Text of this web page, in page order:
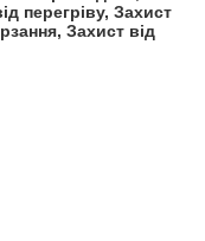
перегріву, Захист
Захист від